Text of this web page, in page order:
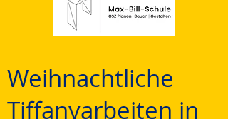
Weihnachtliche
Tiffanyarbeiten in